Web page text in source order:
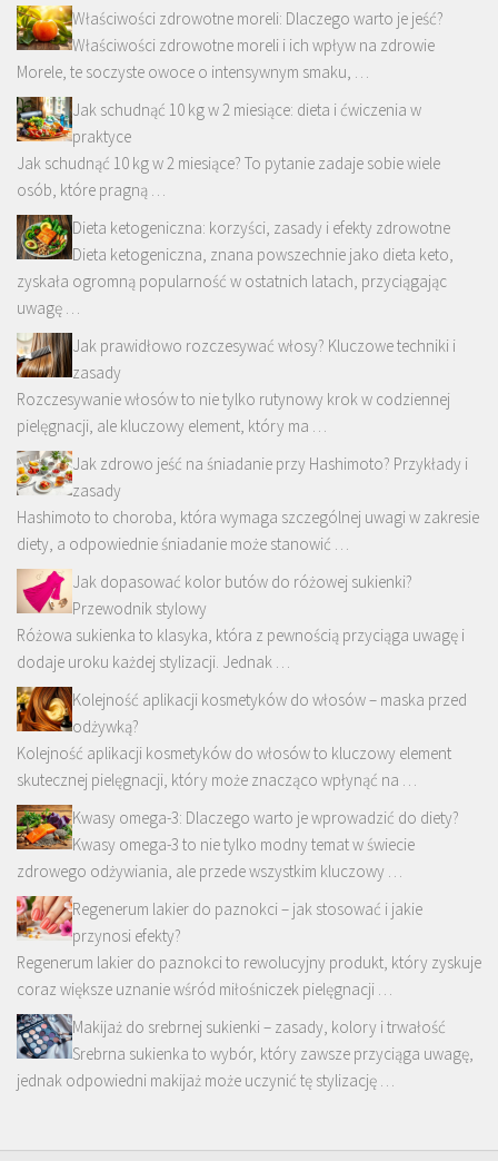
Właściwości zdrowotne moreli: Dlaczego warto je jeść?
Właściwości zdrowotne moreli i ich wpływ na zdrowie
Morele, te soczyste owoce o intensywnym smaku, …
Jak schudnąć 10 kg w 2 miesiące: dieta i ćwiczenia w
praktyce
Jak schudnąć 10 kg w 2 miesiące? To pytanie zadaje sobie wiele
osób, które pragną …
Dieta ketogeniczna: korzyści, zasady i efekty zdrowotne
Dieta ketogeniczna, znana powszechnie jako dieta keto,
zyskała ogromną popularność w ostatnich latach, przyciągając
uwagę …
Jak prawidłowo rozczesywać włosy? Kluczowe techniki i
zasady
Rozczesywanie włosów to nie tylko rutynowy krok w codziennej
pielęgnacji, ale kluczowy element, który ma …
Jak zdrowo jeść na śniadanie przy Hashimoto? Przykłady i
zasady
Hashimoto to choroba, która wymaga szczególnej uwagi w zakresie
diety, a odpowiednie śniadanie może stanowić …
Jak dopasować kolor butów do różowej sukienki?
Przewodnik stylowy
Różowa sukienka to klasyka, która z pewnością przyciąga uwagę i
dodaje uroku każdej stylizacji. Jednak …
Kolejność aplikacji kosmetyków do włosów – maska przed
odżywką?
Kolejność aplikacji kosmetyków do włosów to kluczowy element
skutecznej pielęgnacji, który może znacząco wpłynąć na …
Kwasy omega-3: Dlaczego warto je wprowadzić do diety?
Kwasy omega-3 to nie tylko modny temat w świecie
zdrowego odżywiania, ale przede wszystkim kluczowy …
Regenerum lakier do paznokci – jak stosować i jakie
przynosi efekty?
Regenerum lakier do paznokci to rewolucyjny produkt, który zyskuje
coraz większe uznanie wśród miłośniczek pielęgnacji …
Makijaż do srebrnej sukienki – zasady, kolory i trwałość
Srebrna sukienka to wybór, który zawsze przyciąga uwagę,
jednak odpowiedni makijaż może uczynić tę stylizację …